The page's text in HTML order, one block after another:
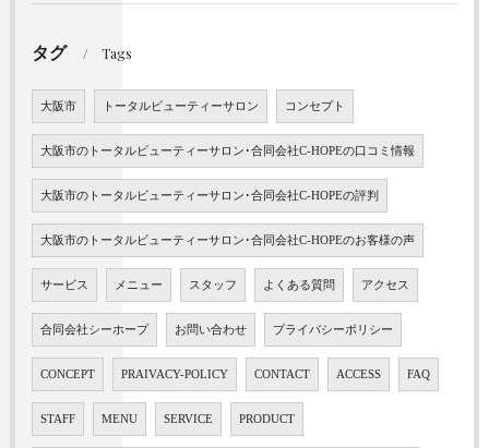
タグ Tags
大阪市 トータルビューティーサロン コンセプト
大阪市のトータルビューティーサロン･合同会社C-HOPEの口コミ情報
大阪市のトータルビューティーサロン･合同会社C-HOPEの評判
大阪市のトータルビューティーサロン･合同会社C-HOPEのお客様の声
サービス メニュー スタッフ よくある質問 アクセス
合同会社シーホープ お問い合わせ プライバシーポリシー
CONCEPT PRAIVACY-POLICY CONTACT ACCESS FAQ
STAFF MENU SERVICE PRODUCT